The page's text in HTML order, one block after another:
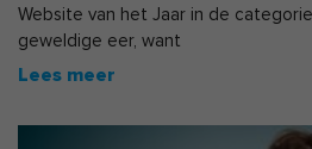
Website van het Jaar in de
geweldige eer, want